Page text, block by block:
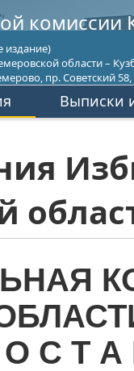
комиссии
издание)
области –
пр. Советский 58,
Выписки
С Т А